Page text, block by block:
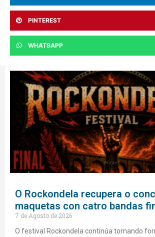
PINTEREST
WHATSAPP
O Rockondela recupera o
maquetas con catro bandas
7 de Agosto de 2026
O festival Rockondela continúa tomando